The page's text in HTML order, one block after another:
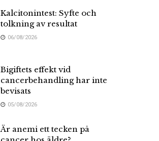
Kalcitonintest: Syfte och
tolkning av resultat
06/08/2026
Bigiftets effekt vid
cancerbehandling har inte
bevisats
05/08/2026
Är anemi ett tecken på